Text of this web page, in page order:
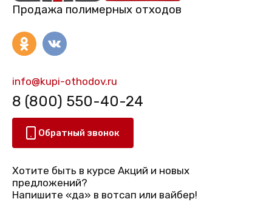
Продажа полимерных отходов
info@kupi-othodov.ru
8 (800) 550-40-24
Обратный звонок
Хотите быть в курсе Акций и новых
предложений?
Напишите «да» в вотсап или вайбер!